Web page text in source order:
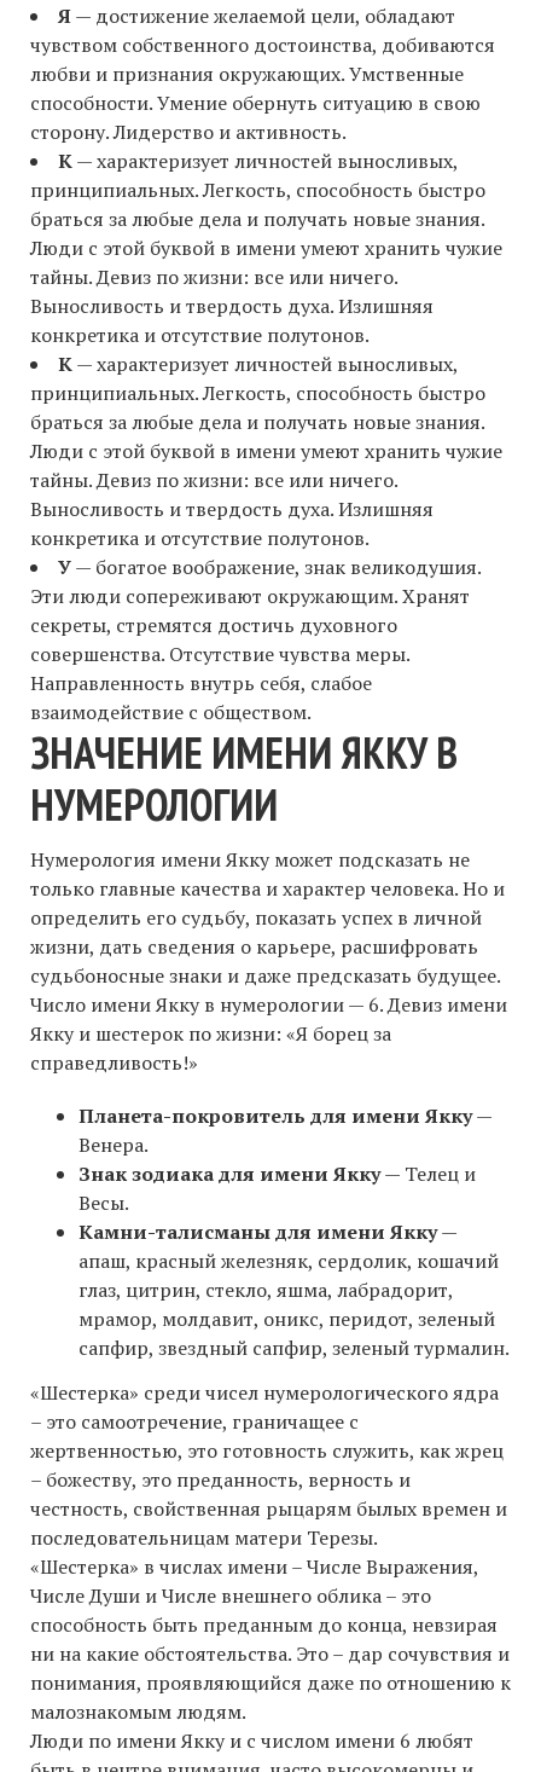
Я— достижение желаемой цели, обладают
чувством собственного достоинства, добиваются
любви и признания окружающих. Умственные
способности. Умение обернуть ситуацию в свою
сторону. Лидерство и активность.
К— характеризует личностей выносливых,
принципиальных. Легкость, способность быстро
браться за любые дела и получать новые знания.
Люди с этой буквой в имени умеют хранить чужие
тайны. Девиз по жизни: все или ничего.
Выносливость и твердость духа. Излишняя
конкретика и отсутствие полутонов.
К— характеризует личностей выносливых,
принципиальных. Легкость, способность быстро
браться за любые дела и получать новые знания.
Люди с этой буквой в имени умеют хранить чужие
тайны. Девиз по жизни: все или ничего.
Выносливость и твердость духа. Излишняя
конкретика и отсутствие полутонов.
У— богатое воображение, знак великодушия.
Эти люди сопереживают окружающим. Хранят
секреты, стремятся достичь духовного
совершенства. Отсутствие чувства меры.
Направленность внутрь себя, слабое
взаимодействие с обществом.
ЗНАЧЕНИЕ ИМЕНИ ЯККУ В
НУМЕРОЛОГИИ
Нумерология имени Якку может подсказать не
только главные качества и характер человека. Но и
определить его судьбу, показать успех в личной
жизни, дать сведения о карьере, расшифровать
судьбоносные знаки и даже предсказать будущее.
Число имени Якку в нумерологии — 6. Девиз имени
Якку и шестерок по жизни: «Я борец за
справедливость!»
Планета-покровитель для имени Якку—
Венера.
Знак зодиака для имени Якку— Телец и
Весы.
Камни-талисманы для имени Якку—
апаш, красный железняк, сердолик, кошачий
глаз, цитрин, стекло, яшма, лабрадорит,
мрамор, молдавит, оникс, перидот, зеленый
сапфир, звездный сапфир, зеленый турмалин.
«Шестерка» среди чисел нумерологического ядра
– это самоотречение, граничащее с
жертвенностью, это готовность служить, как жрец
– божеству, это преданность, верность и
честность, свойственная рыцарям былых времен и
последовательницам матери Терезы.
«Шестерка» в числах имени – Числе Выражения,
Числе Души и Числе внешнего облика – это
способность быть преданным до конца, невзирая
ни на какие обстоятельства. Это – дар сочувствия и
понимания, проявляющийся даже по отношению к
малознакомым людям.
Люди по имени Якку и с числом имени 6 любят